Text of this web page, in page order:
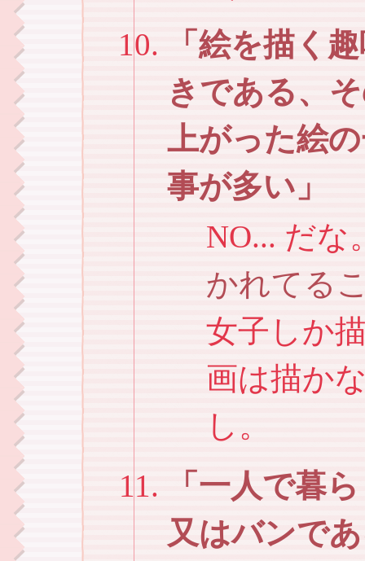
絵を描く
きである、
上がった絵
事が多い
NO... だな
かれてる
女子しか
画は描か
し。
一人で暮
又はバンで